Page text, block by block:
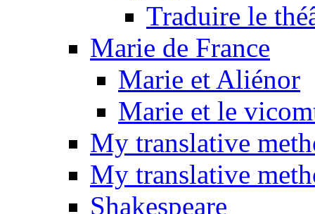
Traduire le
Marie de France
Marie et Aliénor
Marie et le
My translative
My translative
Shakespeare